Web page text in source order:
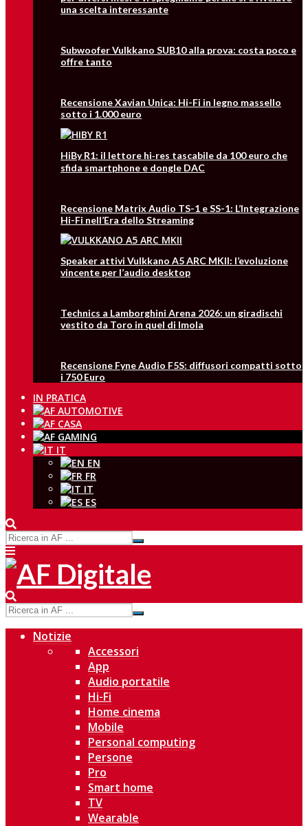
una scelta interessante
Subwoofer Vulkkano SUB10 alla prova: costa poco e
offre tanto
Recensione Xavian Unica: Hi-Fi in legno massello
sotto i 1.000 euro
HiBy R1: il lettore hi‑res tascabile da 100 euro che
sfida smartphone e dongle DAC
Recensione Matrix Audio TS-1 e SS-1: L’Integrazione
Hi-Fi nell’Era dello Streaming
Speaker attivi Vulkkano A5 ARC MKII: l’evoluzione
vincente per l’audio desktop
Technics a Lamborghini Arena 2026: un giradischi
vestito da Toro in quel di Imola
Recensione Fyne Audio F5S: diffusori compatti sotto
i 750 Euro
IN PRATICA
IT
EN
FR
IT
ES
Notizie
Accessori
App
Audio portatile
Hi-Fi
Home cinema
Mobile
Personal computing
Persone
Pro
Smart home
TV
Wearable